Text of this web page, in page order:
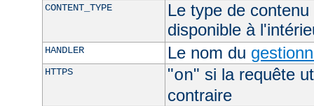
CONTENT_TYPE
Le type de
disponible à
HANDLER Le nom du
HTTPS "on" si la requête
contraire